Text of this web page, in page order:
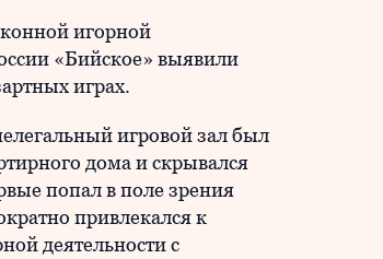
игорной
«Бийское» выявили
играх.
игровой зал был
дома и скрывался
попал в поле зрения
привлекался к
деятельности с